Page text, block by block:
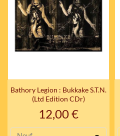
Bathory Legion : Bukkake S.T.N.
(Ltd Edition CDr)
Prix
12,00 €